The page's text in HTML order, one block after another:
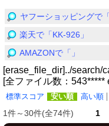
ヤフーショッピングで「
楽天で「KK-926」
AMAZONで「」
[erase_file_dir]../search/
[全ファイル数：543*****
標準スコア 安い順 高い順
1件～30件(全74件) 1